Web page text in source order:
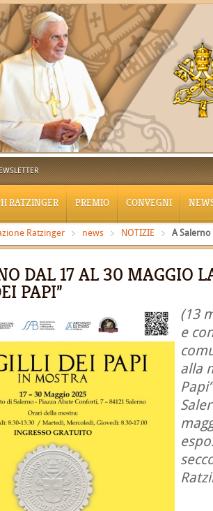
RATZINGER PREMIO CONVEGNI
Ratzinger news NOTIZIE A Salerno
DAL 17 AL 30 MAGGIO
PAPI”
(13
e
alla